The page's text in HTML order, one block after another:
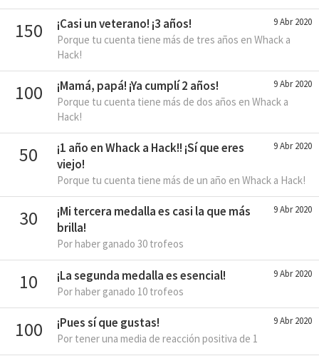
150 9 Abr 2020
¡Casi un veterano! ¡3 años!
Porque tu cuenta tiene más de tres años en Whack a
Hack!
100 9 Abr 2020
¡Mamá, papá! ¡Ya cumplí 2 años!
Porque tu cuenta tiene más de dos años en Whack a
Hack!
50 9 Abr 2020
¡1 año en Whack a Hack!! ¡Sí que eres
viejo!
Porque tu cuenta tiene más de un año en Whack a Hack!
30 9 Abr 2020
¡Mi tercera medalla es casi la que más
brilla!
Por haber ganado 30 trofeos
10 9 Abr 2020
¡La segunda medalla es esencial!
Por haber ganado 10 trofeos
100 9 Abr 2020
¡Pues sí que gustas!
Por tener una media de reacción positiva de 1